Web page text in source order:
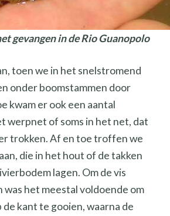
gevangen in de Rio Guanopolo
toen we in het snelstromend
onder boomstammen door
kwam er ook een aantal
werpnet of soms in het net, dat
trokken. Af en toe troffen we
die in het hout of de takken
lagen. Om de vis
het meestal voldoende om
de kant te gooien, waarna de